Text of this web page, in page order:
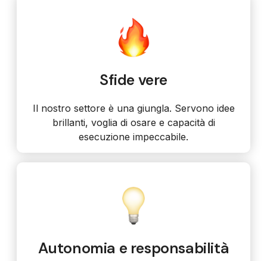
Sfide vere
Il nostro settore è una giungla. Servono idee
brillanti, voglia di osare e capacità di
esecuzione impeccabile.
Autonomia e responsabilità